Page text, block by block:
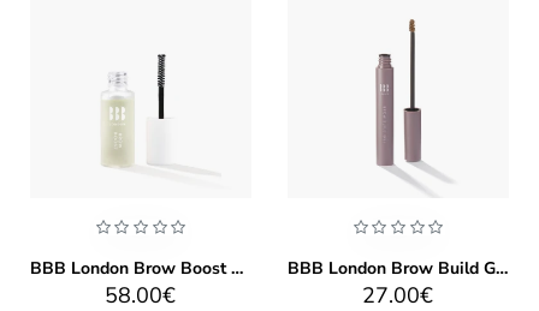
BBB London Brow Boost 7ml
58.00€
BBB London Brow Build Gel 4ml
27.00€